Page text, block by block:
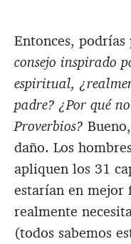
Entonces,
consejo inspirado
espiritual,
padre? ¿Por qué
Proverbios?
daño. Los
apliquen los 31
estarían en mejor
realmente
(todos sabemos